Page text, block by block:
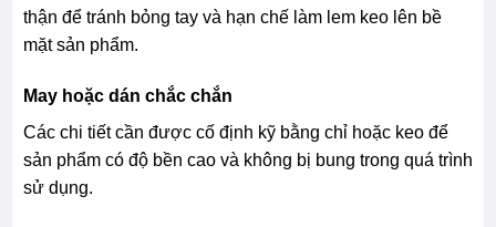
thận để tránh bỏng tay và hạn chế làm lem keo lên bề
mặt sản phẩm.
May hoặc dán chắc chắn
Các chi tiết cần được cố định kỹ bằng chỉ hoặc keo để
sản phẩm có độ bền cao và không bị bung trong quá trình
sử dụng.